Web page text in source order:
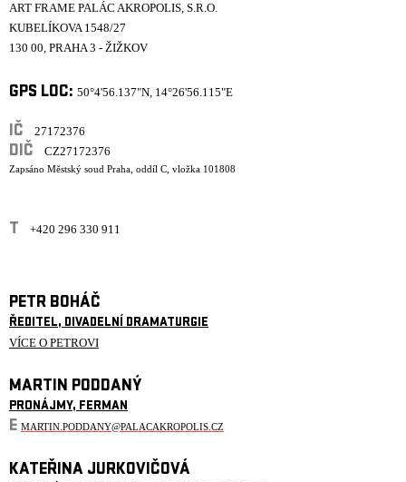
ART FRAME PALÁC AKROPOLIS, S.R.O.
KUBELÍKOVA 1548/27
130 00, PRAHA 3 - ŽIŽKOV
GPS LOC: 50°4'56.137"N, 14°26'56.115"E
IČ 27172376
DIČ CZ27172376
Zapsáno Městský soud Praha, oddíl C, vložka 101808
T +420 296 330 911
PETR BOHÁČ
ŘEDITEL, DIVADELNÍ DRAMATURGIE
VÍCE O PETROVI
MARTIN PODDANÝ
PRONÁJMY, FERMAN
E MARTIN.PODDANY@PALACAKROPOLIS.CZ
KATEŘINA JURKOVIČOVÁ